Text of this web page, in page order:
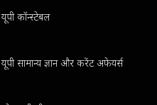
यूपी कॉन्स्टेबल
यूपी सामान्य ज्ञान और करेंट अफेयर्स